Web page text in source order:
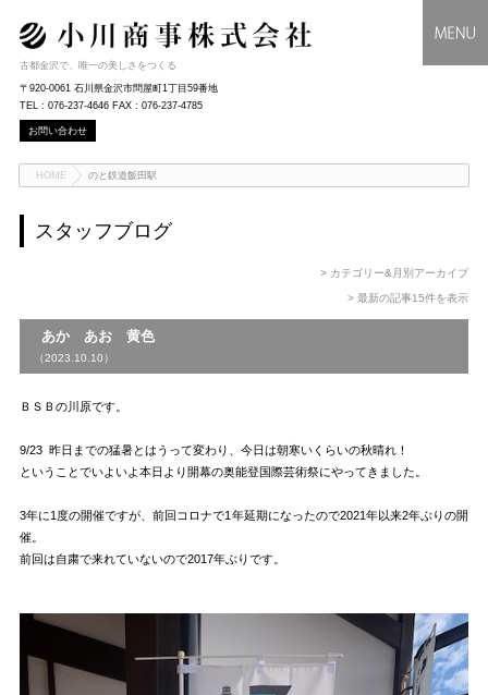
古都金沢で、唯一の美しさをつくる
〒920-0061 石川県金沢市問屋町1丁目59番地
TEL : 076-237-4646 FAX : 076-237-4785
お問い合わせ
HOME のと鉄道飯田駅
スタッフブログ
> カテゴリー&月別アーカイブ
> 最新の記事15件を表示
あか あお 黄色
（2023.10.10）
ＢＳＢの川原です。
9/23 昨日までの猛暑とはうって変わり、今日は朝寒いくらいの秋晴れ！
ということでいよいよ本日より開幕の奥能登国際芸術祭にやってきました。
3年に1度の開催ですが、前回コロナで1年延期になったので2021年以来2年ぶりの開
催。
前回は自粛で来れていないので2017年ぶりです。